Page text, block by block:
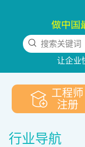
做中国
搜索关键词
让企业
工程师
注册
行业导航